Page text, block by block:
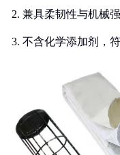
2. 兼具柔韧性与机械
3. 不含化学添加剂，